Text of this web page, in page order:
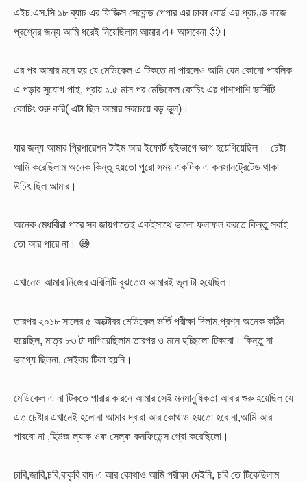
এইচ.এস.সি ১৮ ব্যাচ এর ফিজিক্স সেকেন্ড পেপার এর ঢাকা বোর্ড এর প্রচণ্ড বাজে
প্রশ্নের জন্য আমি ধরেই নিয়েছিলাম আমার এ+ আসবেনা 🙂।
এর পর আমার মনে হয় যে মেডিকেল এ টিকতে না পারলেও আমি যেন কোনো পাবলিক
এ পড়ার সুযোগ পাই, প্রায় ১.৫ মাস পর মেডিকেল কোচিং এর পাশাপাশি ভার্সিটি
কোচিং শুরু করি( এটা ছিল আমার সবচেয়ে বড় ভুল)।
যার জন্য আমার প্রিপারেশন টাইম আর ইফোর্ট দুইভাগে ভাগ হয়েগিয়েছিল। চেষ্টা
আমি করেছিলাম অনেক কিন্তু হয়তো পুরো সময় একদিক এ কনসানট্রেটেড থাকা
উচিৎ ছিল আমার।
অনেক মেধাবীরা পারে সব জায়গাতেই একইসাথে ভালো ফলাফল করতে কিন্তু সবাই
তো আর পারে না। 😅
এখানেও আমার নিজের এবিলিটি বুঝতেও আমারই ভুল টা হয়েছিল।
তারপর ২০১৮ সালের ৫ অক্টোবর মেডিকেল ভর্তি পরীক্ষা দিলাম,প্রশ্ন অনেক কঠিন
হয়েছিল, মাত্র ৮৩ টা দাগিয়েছিলাম তারপর ও মনে হচ্ছিলো টিকবো। কিন্তু না
ভাগ্যে ছিলনা, সেইবার টিকা হয়নি।
মেডিকেল এ না টিকতে পারার কারনে আমার সেই মনমানুষিকতা আবার শুরু হয়েছিল যে
এত চেষ্টার এখানেই হলোনা আমার দ্বারা আর কোথাও হয়তো হবে না,আমি আর
পারবো না ,হিউজ ল্যাক ওফ সেল্ফ কনফিডেন্স গ্রো করেছিলো।
ঢাবি,জাবি,চবি,বাকৃবি বাদ এ আর কোথাও আমি পরীক্ষা দেইনি, চবি তে টিকেছিলাম